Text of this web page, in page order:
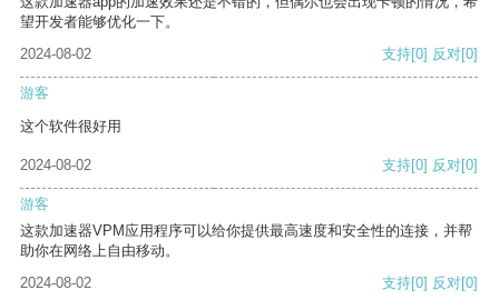
望开发者能够优化一下。
2024-08-02
支持[0] 反对[0]
游客
这个软件很好用
2024-08-02 支持[0] 反对[0]
游客
这款加速器VPM应用程序可以给你提供最高速度和安全性的连接，并帮
助你在网络上自由移动。
2024-08-02
支持[0] 反对[0]